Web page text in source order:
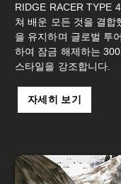
RIDGE RACER TYPE
쳐 배운 모든 것을 결합
을 유지하며 글로벌 투
하여 잠금 해제하는
스타일을 강조합니다.
자세히 보기